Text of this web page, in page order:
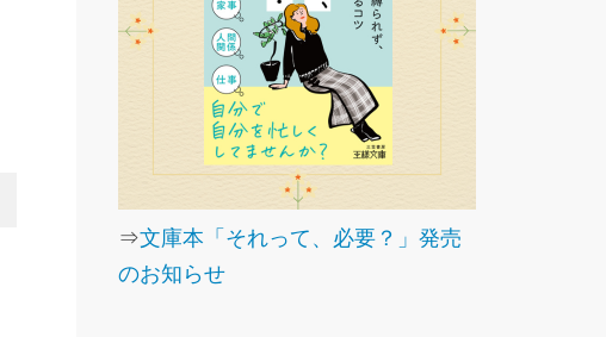
⇒文庫本「それって、必要？」発売
のお知らせ